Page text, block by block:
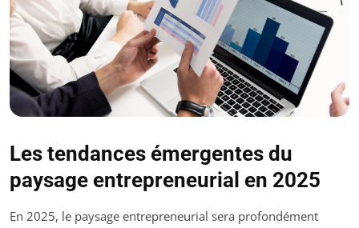
Les tendances émergentes du
paysage entrepreneurial en 2025
En 2025, le paysage entrepreneurial sera profondément